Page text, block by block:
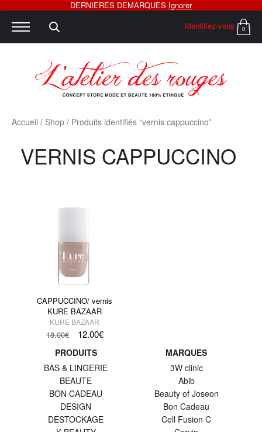
Identifiez-vous 0
Accueil / Shop / Produits identifiés “vernis cappuccino”
VERNIS CAPPUCCINO
CAPPUCCINO/ vernis
KURE BAZAAR
KURE BAZAAR
18.00€ 12.00€
PRODUITS
BAS & LINGERIE
BEAUTE
BON CADEAU
DESIGN
DESTOCKAGE
MARQUES
3W clinic
Abib
Beauty of Joseon
Bon Cadeau
Cell Fusion C
DERNIERES DEMARQUES Ignorer